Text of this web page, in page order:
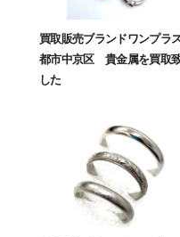
買取販売ブランドワンプ
都市中京区 貴金属を買取
した